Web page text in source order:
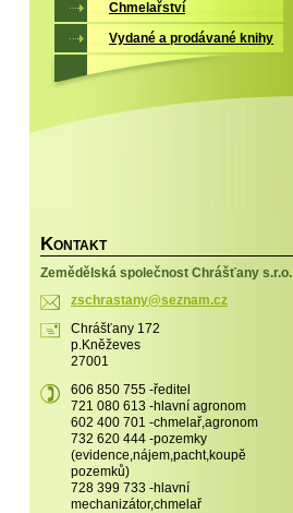
Chmelařství
Vydané a prodávané knihy
KONTAKT
Zemědělská společnost Chrášťany s.r.o.
zschrastany@seznam.cz
Chrášťany 172
p.Kněževes
27001
606 850 755 -ředitel
721 080 613 -hlavní agronom
602 400 701 -chmelař,agronom
732 620 444 -pozemky
(evidence,nájem,pacht,koupě
pozemků)
728 399 733 -hlavní
mechanizátor,chmelař